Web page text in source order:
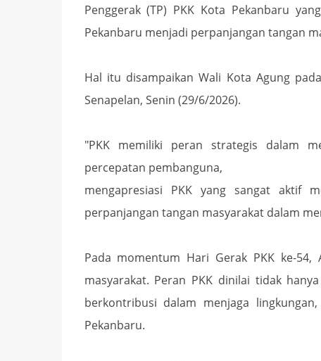
Penggerak (TP) PKK Kota Pekanbaru
Pekanbaru menjadi perpanjangan tangan
Hal itu disampaikan Wali Kota Agung
Senapelan, Senin (29/6/2026).
"PKK memiliki peran strategis dalam
percepatan pembanguna,
mengapresiasi PKK yang sangat aktif
perpanjangan tangan masyarakat dalam
Pada momentum Hari Gerak PKK ke-
masyarakat. Peran PKK dinilai tidak
berkontribusi dalam menjaga
Pekanbaru.